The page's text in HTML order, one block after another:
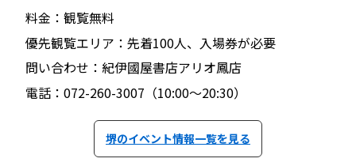
料金：観覧無料
優先観覧エリア：先着100人、入場券が必要
問い合わせ：紀伊國屋書店アリオ鳳店
電話：072-260-3007（10:00〜20:30）
堺のイベント情報一覧を見る